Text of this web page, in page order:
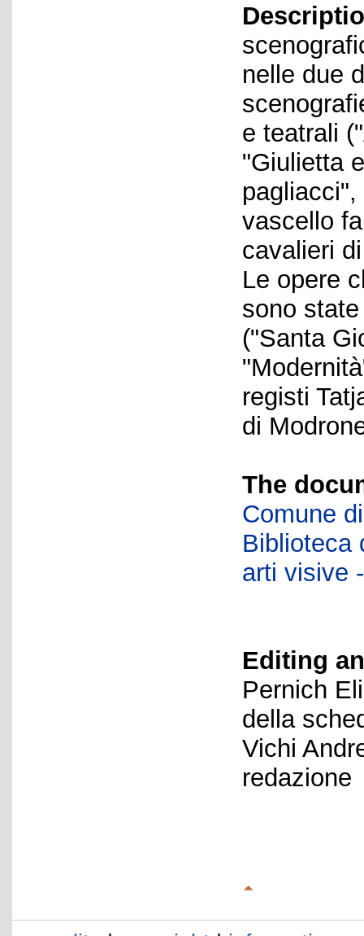
nelle due
e teatrali
"Giulietta
vascello
cavalieri
Le opere
sono
("Santa
registi
di
The
Comune
Biblioteca
arti visive
Editing
Pernich
della
Vichi
redazione